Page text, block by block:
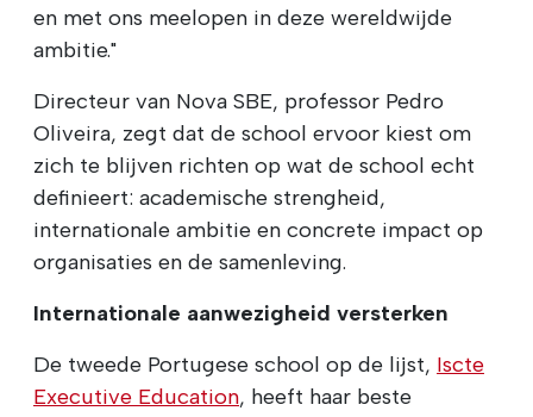
en met ons meelopen in deze wereldwijde
ambitie."
Directeur van Nova SBE, professor Pedro
Oliveira, zegt dat de school ervoor kiest om
zich te blijven richten op wat de school echt
definieert: academische strengheid,
internationale ambitie en concrete impact op
organisaties en de samenleving.
Internationale aanwezigheid versterken
De tweede Portugese school op de lijst, Iscte
Executive Education, heeft haar beste